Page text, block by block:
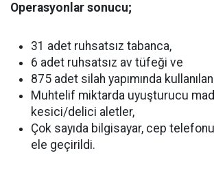
Operasyonlar sonucu;
31 adet ruhsatsız tabanca,
6 adet ruhsatsız av tüfeği ve
875 adet silah yapımında
Muhtelif miktarda uyuşturucu
kesici/delici aletler,
Çok sayıda bilgisayar, cep
ele geçirildi.